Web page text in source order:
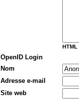
HTML
OpenID Login
Nom
Adresse e-mail
Site web